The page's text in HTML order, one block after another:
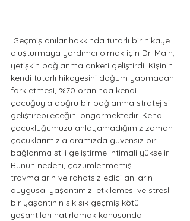
oluşturmaya yardımcı olmak için Dr. Main,
yetişkin bağlanma anketi geliştirdi. Kişinin
kendi tutarlı hikayesini doğum yapmadan
fark etmesi, %70 oranında kendi
çocuğuyla doğru bir bağlanma stratejisi
geliştirebileceğini öngörmektedir. Kendi
çocukluğumuzu anlayamadığımız zaman
çocuklarımızla aramızda güvensiz bir
bağlanma stili geliştirme ihtimali yükselir.
Bunun nedeni, çözümlenmemiş
travmaların ve rahatsız edici anıların
duygusal yaşantımızı etkilemesi ve stresli
bir yaşantının sık sık geçmiş kötü
yaşantıları hatırlamak konusunda